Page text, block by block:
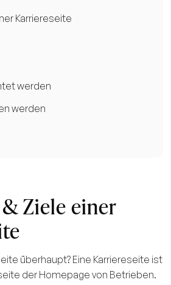
Karriereseite
werden
werden
Ziele einer
überhaupt? Eine Karriereseite ist
der Homepage von Betrieben.